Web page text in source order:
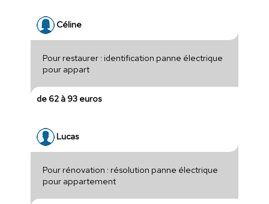
Céline
Pour restaurer : identification panne électrique
pour appart
de 62 à 93 euros
Lucas
Pour rénovation : résolution panne électrique
pour appartement